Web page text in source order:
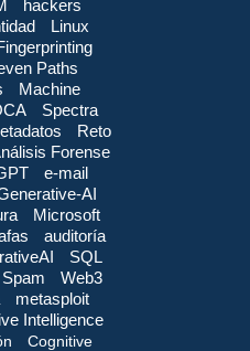
hackers
Linux
Paths
Machine
Spectra
Reto
Forense
e-mail
AI
Microsoft
auditoría
SQL
Spam
Web3
metasploit
Intelligence
Cognitive